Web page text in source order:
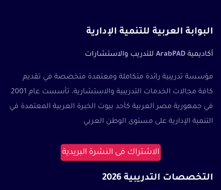
البوابة العربية للتنمية الإدارية
أكاديمية ArabPAD للتدريب والاستشارات
مؤسسة تدريبية رائدة متكاملة ومعتمدة متخصصة في تقديم
كافة مجالات الخدمات التدريبية والاستشارية، تأسست عام 2001
في جمهورية مصر العربية كأحد بيوت الخبرة العربية المعتمدة في
التنمية الإدارية على مستوى الوطن العربي
الاشتراك فى النشرة البريدية
التخصصات التدريبية 2026